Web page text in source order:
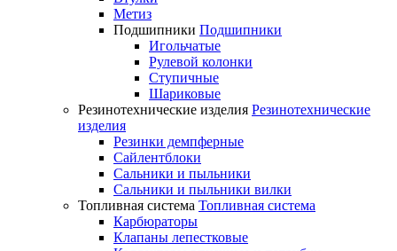
Метиз
Подшипники Подшипники
Игольчатые
Рулевой колонки
Ступичные
Шариковые
Резинотехнические изделия Резинотехнические
изделия
Резинки демпферные
Сайлентблоки
Сальники и пыльники
Сальники и пыльники вилки
Топливная система Топливная система
Карбюраторы
Клапаны лепестковые